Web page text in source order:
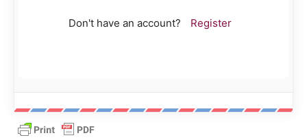
Don't have an account? Register